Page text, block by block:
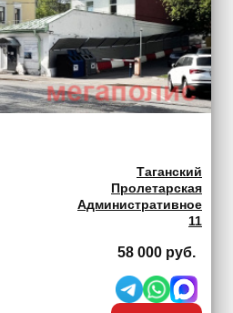
Таганский
Пролетарская
Административное
11
58 000 руб.